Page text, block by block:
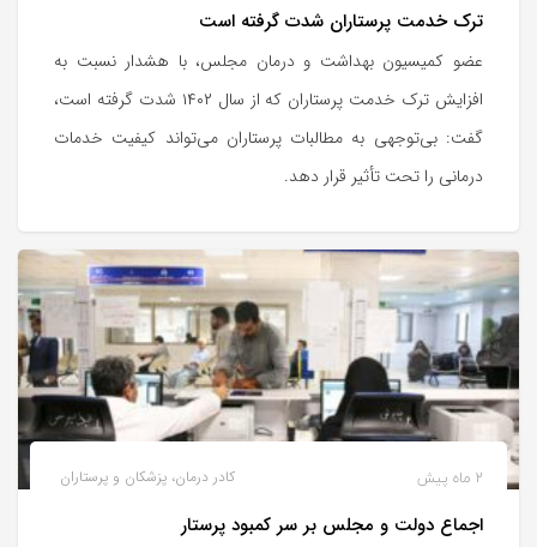
ترک خدمت پرستاران شدت گرفته است
عضو کمیسیون بهداشت و درمان مجلس، با هشدار نسبت به
افزایش ترک خدمت پرستاران که از سال ۱۴۰۲ شدت گرفته است،
گفت: بی‌توجهی به مطالبات پرستاران می‌تواند کیفیت خدمات
درمانی را تحت تأثیر قرار دهد.
کادر درمان، پزشکان و پرستاران 2 ماه پیش
اجماع دولت و مجلس بر سر کمبود پرستار